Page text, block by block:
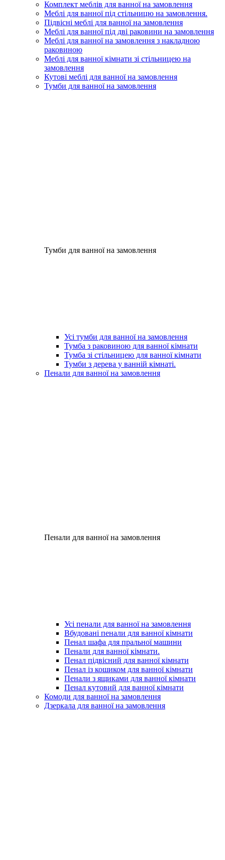
Комплект меблів для ванної на замовлення
Меблі для ванної під стільницю на замовлення.
Підвісні меблі для ванної на замовлення
Меблі для ванної під дві раковини на замовлення
Меблі для ванної на замовлення з накладною
раковиною
Меблі для ванної кімнати зі стільницею на
замовлення
Кутові меблі для ванної на замовлення
Тумби для ванної на замовлення
Тумби для ванної на замовлення
Усі тумби для ванної на замовлення
Тумба з раковиною для ванної кімнати
Тумба зі стільницею для ванної кімнати
Тумби з дерева у ванній кімнаті.
Пенали для ванної на замовлення
Пенали для ванної на замовлення
Усі пенали для ванної на замовлення
Вбудовані пенали для ванної кімнати
Пенал шафа для пральної машини
Пенали для ванної кімнати.
Пенал підвісний для ванної кімнати
Пенал із кошиком для ванної кімнати
Пенали з ящиками для ванної кімнати
Пенал кутовий для ванної кімнати
Комоди для ванної на замовлення
Дзеркала для ванної на замовлення